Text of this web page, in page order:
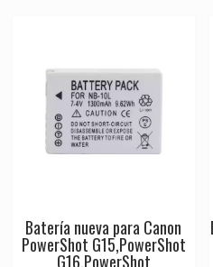
Batería nueva para Canon
PowerShot G15,PowerShot
G16,PowerShot